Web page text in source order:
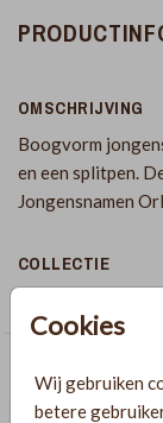
Cookies
Wij gebruiken
betere
OMSCHRIJVING
Boogvorm
en een splitpen.
Jongensnamen
COLLECTIE
AANBEVOLEN